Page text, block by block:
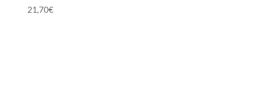
21,70€